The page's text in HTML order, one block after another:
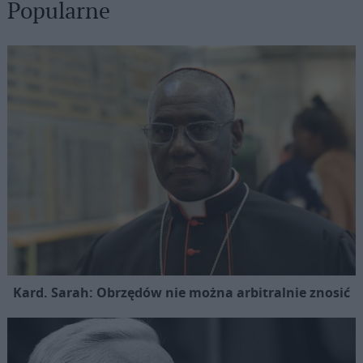
Popularne
Kard. Sarah: Obrzędów nie można arbitralnie znosić